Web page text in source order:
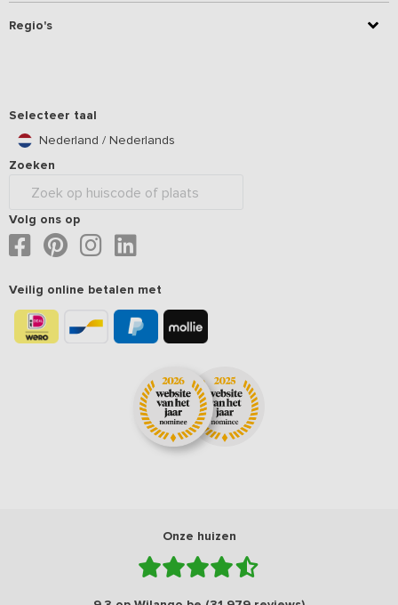
Regio's
Selecteer taal
Nederland / Nederlands
Zoeken
Volg ons op
Veilig online betalen met
Onze huizen